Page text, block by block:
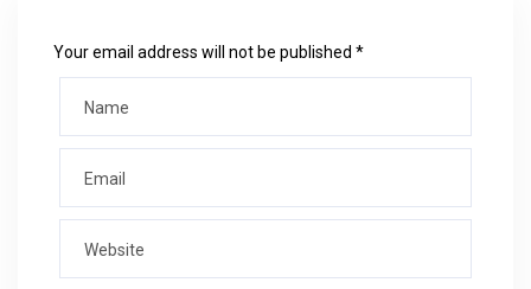
Your email address will not be published *